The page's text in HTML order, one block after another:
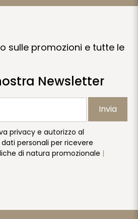
sulle promozioni e tutte le
Newsletter
Invia
privacy e autorizzo al
personali per ricevere
di natura promozionale |